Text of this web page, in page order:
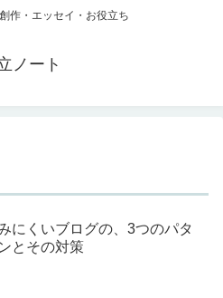
作・エッセイ・お役立ち
ノート
にくいブログの、3つのパタ
とその対策